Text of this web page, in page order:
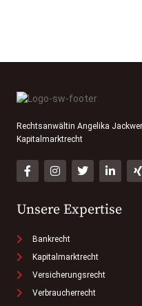
Rechtsanwältin Angelika
Kapitalmarktrecht
Unsere Expertise
Bankrecht
Kapitalmarktrecht
Versicherungsrecht
Verbraucherrecht